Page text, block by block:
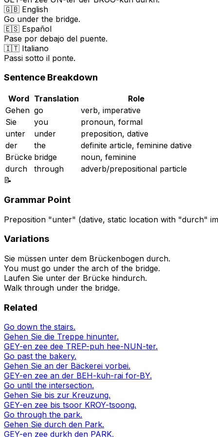
🇬🇧 English
Go under the bridge.
🇪🇸 Español
Pase por debajo del puente.
🇮🇹 Italiano
Passi sotto il ponte.
Sentence Breakdown
Word Translation
Role
Gehen go
verb, imperative
Sie
you
pronoun, formal
unter
under
preposition, dative
der
the
definite article, feminine dative
Brücke bridge
noun, feminine
durch
through
adverb/prepositional particle
📝
Grammar Point
Preposition "unter" (dative, static location with "durch"
Variations
Sie müssen unter dem Brückenbogen durch.
You must go under the arch of the bridge.
Laufen Sie unter der Brücke hindurch.
Walk through under the bridge.
Related
Go down the stairs.
Gehen Sie die Treppe hinunter.
GEY-en zee dee TREP-puh hee-NUN-ter.
Go past the bakery.
Gehen Sie an der Bäckerei vorbei.
GEY-en zee an der BEH-kuh-rai for-BY.
Go until the intersection.
Gehen Sie bis zur Kreuzung.
GEY-en zee bis tsoor KROY-tsoong.
Go through the park.
Gehen Sie durch den Park.
GEY-en zee durkh den PARK.